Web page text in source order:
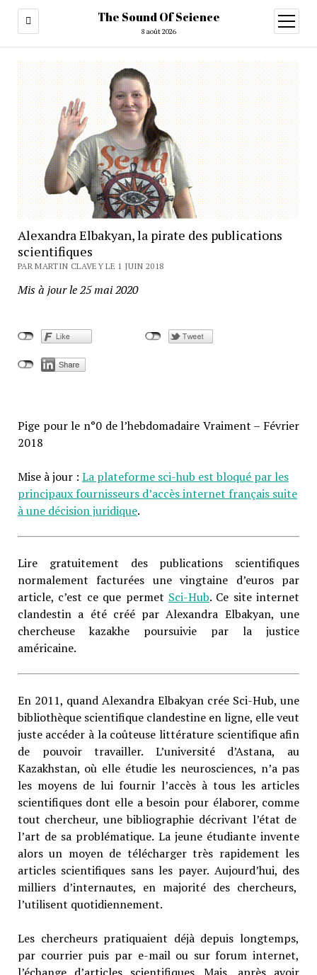
The Sound Of Science
8 août 2026
ouvrir
menu
Alexandra Elbakyan, la pirate des publications
scientifiques
PAR MARTIN CLAVEY LE 1 JUIN 2018
Mis à jour le 25 mai 2020
Pige pour le n°0 de l’hebdomadaire Vraiment – Février
2018
Mise à jour : La plateforme sci-hub est bloqué par les
principaux fournisseurs d’accès internet français suite
à une décision juridique.
Lire gratuitement des publications scientifiques
normalement facturées une vingtaine d’euros par
article, c’est ce que permet Sci-Hub. Ce site internet
clandestin a été créé par Alexandra Elbakyan, une
chercheuse kazakhe poursuivie par la justice
américaine.
En 2011, quand Alexandra Elbakyan crée Sci-Hub, une
bibliothèque scientifique clandestine en ligne, elle veut
juste accéder à la coûteuse littérature scientifique afin
de pouvoir travailler. L’université d’Astana, au
Kazakhstan, où elle étudie les neurosciences, n’a pas
les moyens de lui fournir l’accès à tous les articles
scientifiques dont elle a besoin pour élaborer, comme
tout chercheur, une bibliographie décrivant l’état de
l’art de sa problématique. La jeune étudiante invente
alors un moyen de télécharger très rapidement les
articles scientifiques sans les payer. Aujourd’hui, des
milliers d’internautes, en majorité des chercheurs,
l’utilisent quotidiennement.
Les chercheurs pratiquaient déjà depuis longtemps,
par courrier puis par e-mail ou sur forum internet,